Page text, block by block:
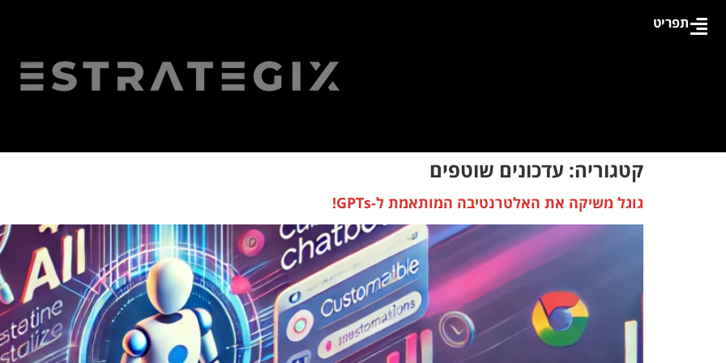
תפריט
קטגוריה: עדכונים שוטפים
גוגל משיקה את האלטרנטיבה המותאמת ל-GPTs!